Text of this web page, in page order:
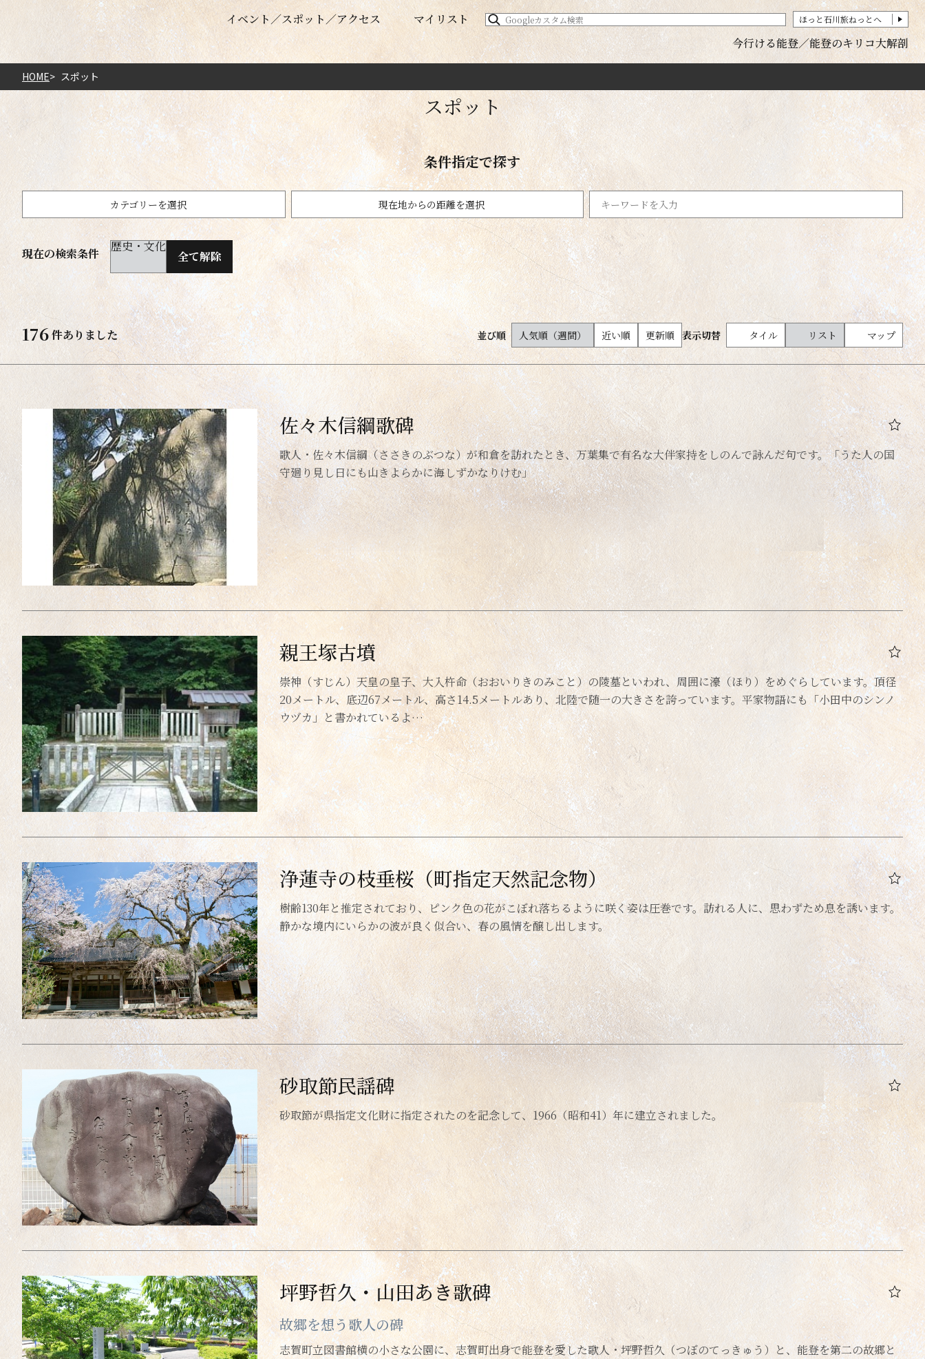
イベント スポット
アクセス
今行ける能登
能登のキリコ大解剖
ほっと石川旅ねっとへ
マイリスト
HOME スポット
スポット
条件指定で探す
カテゴリーを選択 現在地からの距離を選択
歴史・文化
神社仏閣・城
史跡・文化財
町並み・建造物
美術館・博物館
自然・景観
庭園・名勝
山・渓谷
滝・川・湖・ダム・海
温泉
日帰り温泉・銭湯
足湯
温泉宿
レジャー
動植物園・水族館
テーマパーク・公園・多目的施設
アウトドア・スポーツ
みやげ
民芸品・雑貨・伝統的工芸品
市場・朝市・直売所
地酒・食品
道の駅・空の駅・アンテナショップ
交通・案内所
未選択 500m以内 1km以内 5km以内
10km以内 50km以内 100km以内
現在の検索条件 歴史・文化
全て解除
176件ありました 並び順 人気順（週間） 近い順 更新順 表示切替 タイル リスト マップ
佐々木信綱歌碑
歌人・佐々木信綱（ささきのぶつな）が和倉を訪れたとき、万葉集で有名な大伴家持をしのんで詠んだ句です。「うた人の国
守廻り見し日にも山きよらかに海しずかなりけむ」
親王塚古墳
崇神（すじん）天皇の皇子、大入杵命（おおいりきのみこと）の陵墓といわれ、周囲に濠（ほり）をめぐらしています。頂径
20メートル、底辺67メートル、高さ14.5メートルあり、北陸で随一の大きさを誇っています。平家物語にも「小田中のシンノ
ウヅカ」と書かれているよ…
浄蓮寺の枝垂桜（町指定天然記念物）
樹齢130年と推定されており、ピンク色の花がこぼれ落ちるように咲く姿は圧巻です。訪れる人に、思わずため息を誘います。
静かな境内にいらかの波が良く似合い、春の風情を醸し出します。
砂取節民謡碑
砂取節が県指定文化財に指定されたのを記念して、1966（昭和41）年に建立されました。
坪野哲久・山田あき歌碑
故郷を想う歌人の碑
志賀町立図書館横の小さな公園に、志賀町出身で能登を愛した歌人・坪野哲久（つぼのてっきゅう）と、能登を第二の故郷と